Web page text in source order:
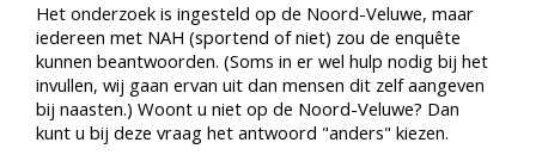
Het onderzoek is ingesteld op de Noord-Veluwe, maar
iedereen met NAH (sportend of niet) zou de enquête
kunnen beantwoorden. (Soms in er wel hulp nodig bij het
invullen, wij gaan ervan uit dan mensen dit zelf aangeven
bij naasten.) Woont u niet op de Noord-Veluwe? Dan
kunt u bij deze vraag het antwoord "anders" kiezen.